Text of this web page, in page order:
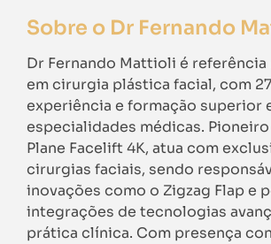
Sobre o Dr Fernando
Dr Fernando Mattioli é referência
em cirurgia plástica facial, com
experiência e formação superior
especialidades médicas.
Plane Facelift 4K, atua com
cirurgias faciais, sendo
inovações como o Zigzag Flap e
integrações de tecnologias
prática clínica. Com presença